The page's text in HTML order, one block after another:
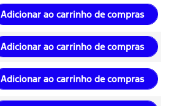
Adicionar ao carrinho de compras
Adicionar ao carrinho de compras
Adicionar ao carrinho de compras